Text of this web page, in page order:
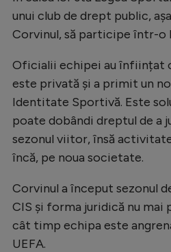
Rugby
Ciclism
Alte sporturi
JO 2024
JO 2026
Intră în cont
Creează cont
unui club de drept public,
Corvinul, să participe într-o
Oficialii echipei au înființat
este privată și a primit un
Identitate Sportivă. Este
poate dobândi dreptul de a
sezonul viitor, însă
încă, pe noua societate.
Corvinul a început sezonul
CIS și forma juridică nu
cât timp echipa este
UEFA.